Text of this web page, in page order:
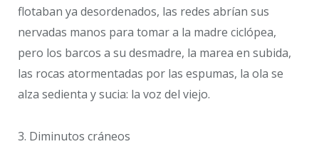
flotaban ya desordenados, las redes abrían sus
nervadas manos para tomar a la madre ciclópea,
pero los barcos a su desmadre, la marea en subida,
las rocas atormentadas por las espumas, la ola se
alza sedienta y sucia: la voz del viejo.
3. Diminutos cráneos